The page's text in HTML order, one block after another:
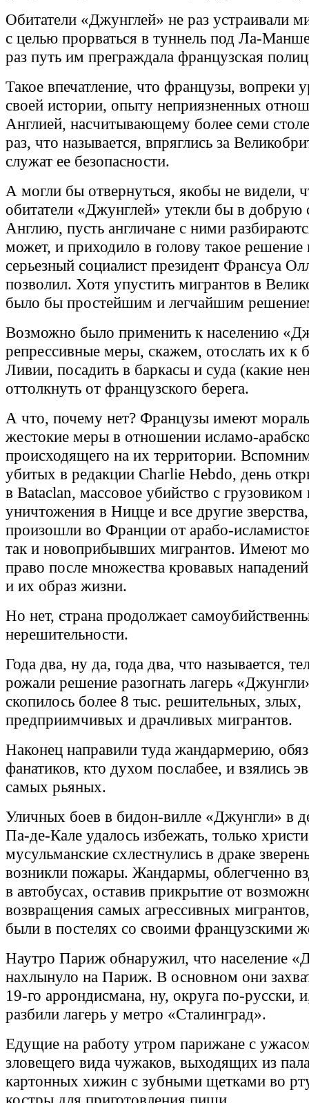
Обитатели «Джунглей» не раз устраивали
с целью прорваться в туннель под Ла-
раз путь им преграждала французская
Такое впечатление, что французы, вопреки
своей истории, опыту неприязненных
Англией, насчитывающему более семи
раз, что называется, впряглись за
служат ее безопасности.
А могли бы отвернуться, якобы не видели,
обитатели «Джунглей» утекли бы в добрую
Англию, пусть англичане с ними
может, и приходило в голову такое
серьезный социалист президент Франсуа
позволил. Хотя упустить мигрантов в
было бы простейшим и легчайшим
Возможно было применить к населению
репрессивные меры, скажем, отослать их к
Ливии, посадить в баркасы и суда (какие
оттолкнуть от французского берега.
А что, почему нет? Французы имеют
жестокие меры в отношении исламо-
происходящего на их территории.
убитых в редакции Charlie Hebdo, день
в Bataclan, массовое убийство с
уничтожения в Ницце и все другие
произошли во Франции от арабо-
так и новоприбывших мигрантов. Имеют
право после множества кровавых
и их образ жизни.
Но нет, страна продолжает
нерешительности.
Года два, ну да, года два, что называется,
рожали решение разогнать лагерь
скопилось более 8 тыс. решительных, злых,
предприимчивых и драчливых мигрантов.
Наконец направили туда жандармерию,
фанатиков, кто духом послабее, и взялись
самых рьяных.
Уличных боев в бидон-вилле «Джунгли» в
Па-де-Кале удалось избежать, только
мусульманские схлестнулись в драке
возникли пожары. Жандармы, облегченно
в автобусах, оставив прикрытие от
возвращения самых агрессивных
были в постелях со своими французскими
Наутро Париж обнаружил, что население
нахлынуло на Париж. В основном они
19-го аррондисмана, ну, округа по-русски,
разбили лагерь у метро «Сталинград».
Едущие на работу утром парижане с
зловещего вида чужаков, выходящих из
картонных хижин с зубными щетками во